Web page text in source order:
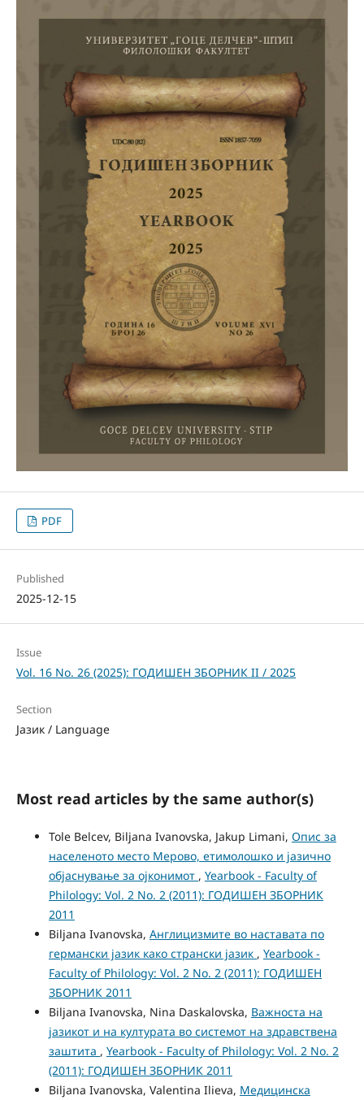
PDF
Published
2025-12-15
Issue
Vol. 16 No. 26 (2025): ГОДИШЕН ЗБОРНИК II / 2025
Section
Јазик / Language
Most read articles by the same author(s)
Tole Belcev, Biljana Ivanovska, Jakup Limani, Опис за
населеното место Мерово, етимолошко и јазично
објаснување за ојконимот , Yearbook - Faculty of
Philology: Vol. 2 No. 2 (2011): ГОДИШЕН ЗБОРНИК
2011
Biljana Ivanovska, Англицизмите во наставата по
германски јазик како странски јазик , Yearbook -
Faculty of Philology: Vol. 2 No. 2 (2011): ГОДИШЕН
ЗБОРНИК 2011
Biljana Ivanovska, Nina Daskalovska, Важноста на
јазикот и на културата во системот на здравствена
заштита , Yearbook - Faculty of Philology: Vol. 2 No. 2
(2011): ГОДИШЕН ЗБОРНИК 2011
Biljana Ivanovska, Valentina Ilieva, Медицинска